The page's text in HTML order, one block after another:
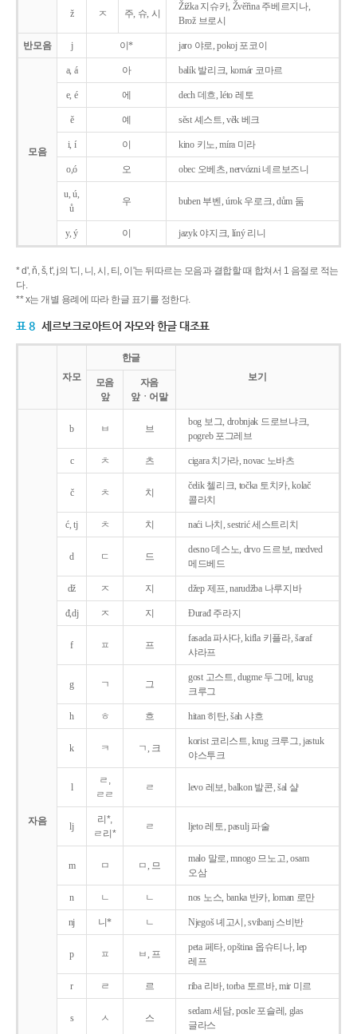
ž ㅈ 주, 슈, 시
Žižka 지슈카, Žvěřina 주베르지나,
Brož 브로시
반모음 j 이* jaro 야로, pokoj 포코이
모음
a, á 아 balík 발리크, komár 코마르
e, é 에 dech 데흐, léto 레토
ě 예 sěst 셰스트, věk 베크
i, í 이 kino 키노, míra 미라
o,ó 오 obec 오베츠, nervózni 네르보즈니
u, ú,
ů
우 buben 부벤, úrok 우로크, dům 둠
y, ý 이 jazyk야지크, líný 리니
* d', ň, š, t', j의 '디, 니, 시, 티, 이'는 뒤따르는 모음과 결합할 때 합쳐서 1 음절로 적는
다.
** x는 개별 용례에 따라 한글 표기를 정한다.
표 8 세르보크로아트어 자모와 한글 대조표
자모
한글
보기
모음
앞
자음
앞ㆍ어말
자음
b ㅂ 브
bog 보그, drobnjak 드로브냐크,
pogreb 포그레브
c ㅊ 츠 cigara 치가라, novac 노바츠
č ㅊ 치
čelik 첼리크, točka 토치카, kolač
콜라치
ć, tj ㅊ 치 naći 나치, sestrić 세스트리치
d ㄷ 드
desno 데스노, drvo 드르보, medved
메드베드
dž ㅈ 지 džep 제프, narudžba 나루지바
đ,dj ㅈ 지 Ðurađ 주라지
f ㅍ 프
fasada 파사다, kifla 키플라, šaraf
샤라프
g ㄱ 그
gost 고스트, dugme 두그메, krug
크루그
h ㅎ 흐 hitan 히탄, šah 샤흐
k ㅋ ㄱ, 크
korist 코리스트, krug 크루그, jastuk
야스투크
l
ㄹ,
ㄹㄹ
ㄹ levo 레보, balkon 발콘, šal 샬
lj
리*,
ㄹ리*
ㄹ ljeto 레토, pasulj 파술
m ㅁ ㅁ, 므
malo 말로, mnogo 므노고, osam
오삼
n ㄴ ㄴ nos 노스, banka 반카, loman 로만
nj 니* ㄴ Njegoš 녜고시, svibanj 스비반
p ㅍ ㅂ, 프
peta 페타, opština 옵슈티나, lep
레프
r ㄹ 르 riba 리바, torba 토르바, mir 미르
s ㅅ 스
sedam 세담, posle 포슬레, glas
글라스